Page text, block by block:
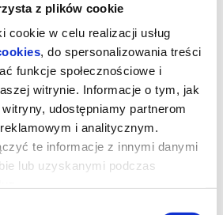
z plików cookie
cookie w celu realizacji usług
, do spersonalizowania treści
funkcje społecznościowe i
witrynie. Informacje o tym, jak
udostępniamy partnerom
i analitycznym.
te informacje z innymi danymi
lub uzyskanymi podczas
Świstaka